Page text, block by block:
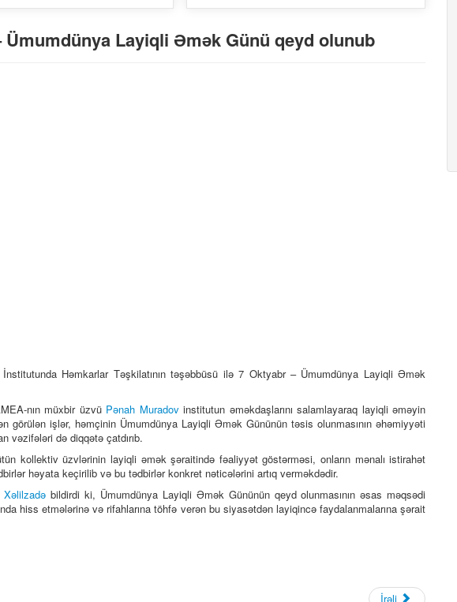
Layiqli Əmək Günü qeyd olunub
Həmkarlar Təşkilatının təşəbbüsü ilə 7 Oktyabr – Ümumdünya Layiqli Əmək
nın müxbir üzvü Pənah Muradovinstitutun əməkdaşlarını salamlayaraq layiqli əməyin
görülən işlər, həmçinin Ümumdünya Layiqli Əmək Gününün təsis olunmasının əhəmiyyəti
vəzifələri də diqqətə çatdırıb.
kollektiv üzvlərinin layiqli əmək şəraitində fəaliyyət göstərməsi, onların mənalı istirahət
həyata keçirilib və bu tədbirlər konkret nəticələrini artıq verməkdədir.
bildirdi ki, Ümumdünya Layiqli Əmək Gününün qeyd olunmasının əsas məqsədi
hiss etmələrinə və rifahlarına töhfə verən bu siyasətdən layiqincə faydalanmalarına şərait
İrəli